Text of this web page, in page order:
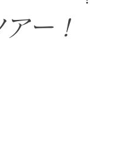
ー！